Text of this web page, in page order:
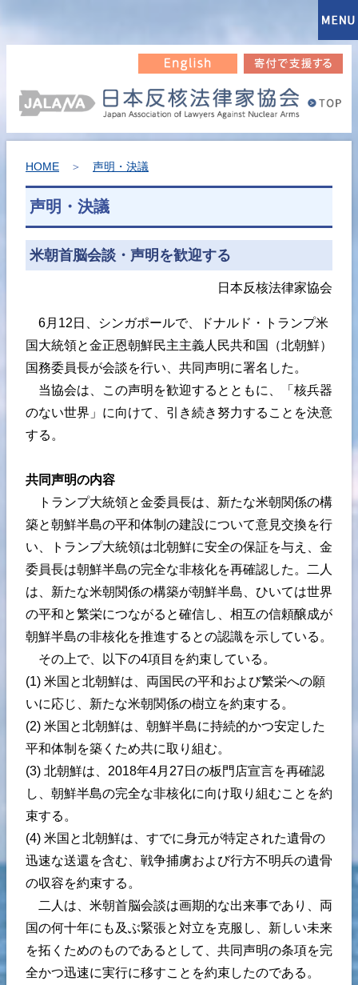
HOME ＞ 声明・決議
声明・決議
米朝首脳会談・声明を歓迎する
日本反核法律家協会
6月12日、シンガポールで、ドナルド・トランプ米
国大統領と金正恩朝鮮民主主義人民共和国（北朝鮮）
国務委員長が会談を行い、共同声明に署名した。
当協会は、この声明を歓迎するとともに、「核兵器
のない世界」に向けて、引き続き努力することを決意
する。
共同声明の内容
トランプ大統領と金委員長は、新たな米朝関係の構
築と朝鮮半島の平和体制の建設について意見交換を行
い、トランプ大統領は北朝鮮に安全の保証を与え、金
委員長は朝鮮半島の完全な非核化を再確認した。二人
は、新たな米朝関係の構築が朝鮮半島、ひいては世界
の平和と繁栄につながると確信し、相互の信頼醸成が
朝鮮半島の非核化を推進するとの認識を示している。
その上で、以下の4項目を約束している。
(1) 米国と北朝鮮は、両国民の平和および繁栄への願
いに応じ、新たな米朝関係の樹立を約束する。
(2) 米国と北朝鮮は、朝鮮半島に持続的かつ安定した
平和体制を築くため共に取り組む。
(3) 北朝鮮は、2018年4月27日の板門店宣言を再確認
し、朝鮮半島の完全な非核化に向け取り組むことを約
束する。
(4) 米国と北朝鮮は、すでに身元が特定された遺骨の
迅速な送還を含む、戦争捕虜および行方不明兵の遺骨
の収容を約束する。
二人は、米朝首脳会談は画期的な出来事であり、両
国の何十年にも及ぶ緊張と対立を克服し、新しい未来
を拓くためのものであるとして、共同声明の条項を完
全かつ迅速に実行に移すことを約束したのである。